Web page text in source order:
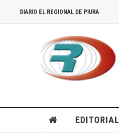
DIARIO EL REGIONAL DE PIURA
EDITORIAL